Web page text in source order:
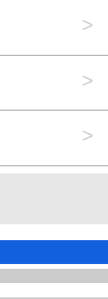
>
>
>